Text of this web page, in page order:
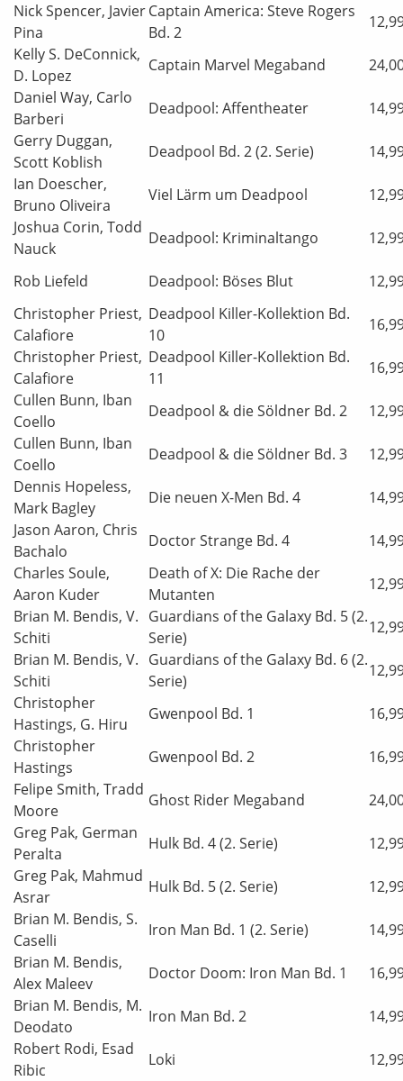
Nick Spencer, Javier
Pina
Captain America: Steve Rogers
Bd. 2
Kelly S. DeConnick,
D. Lopez
Captain Marvel Megaband
Daniel Way, Carlo
Barberi
Deadpool: Affentheater
Gerry Duggan,
Scott Koblish
Deadpool Bd. 2 (2. Serie)
Ian Doescher,
Bruno Oliveira
Viel Lärm um Deadpool
Joshua Corin, Todd
Nauck
Deadpool: Kriminaltango
Rob Liefeld Deadpool: Böses Blut
Christopher Priest,
Calafiore
Deadpool Killer-Kollektion Bd.
10
Christopher Priest,
Calafiore
Deadpool Killer-Kollektion Bd.
11
Cullen Bunn, Iban
Coello
Deadpool & die Söldner Bd. 2
Cullen Bunn, Iban
Coello
Deadpool & die Söldner Bd. 3
Dennis Hopeless,
Mark Bagley
Die neuen X-Men Bd. 4
Jason Aaron, Chris
Bachalo
Doctor Strange Bd. 4
Charles Soule,
Aaron Kuder
Death of X: Die Rache der
Mutanten
Brian M. Bendis, V.
Schiti
Guardians of the Galaxy Bd. 5 (2.
Serie)
Brian M. Bendis, V.
Schiti
Guardians of the Galaxy Bd. 6 (2.
Serie)
Christopher
Hastings, G. Hiru
Gwenpool Bd. 1
Christopher
Hastings
Gwenpool Bd. 2
Felipe Smith, Tradd
Moore
Ghost Rider Megaband
Greg Pak, German
Peralta
Hulk Bd. 4 (2. Serie)
Greg Pak, Mahmud
Asrar
Hulk Bd. 5 (2. Serie)
Brian M. Bendis, S.
Caselli
Iron Man Bd. 1 (2. Serie)
Brian M. Bendis,
Alex Maleev
Doctor Doom: Iron Man Bd. 1
Brian M. Bendis, M.
Deodato
Iron Man Bd. 2
Robert Rodi, Esad
Ribic
Loki